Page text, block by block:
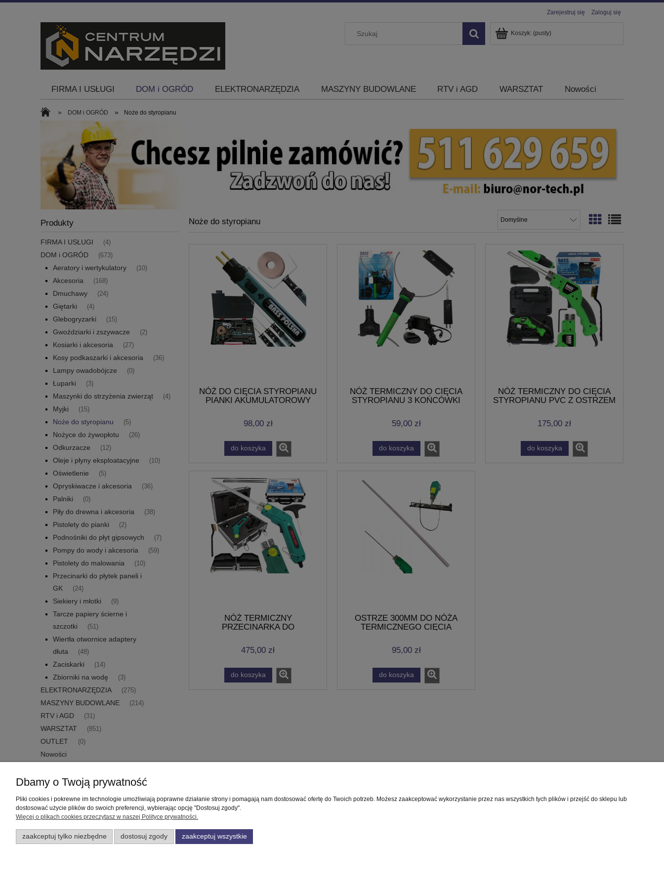
Zarejestruj się Zaloguj się
Koszyk: (pusty)
FIRMA I USŁUGI DOM i OGRÓD ELEKTRONARZĘDZIA MASZYNY BUDOWLANE RTV i AGD WARSZTAT Nowości
» DOM i OGRÓD » Noże do styropianu
Produkty
FIRMA I USŁUGI (4)
DOM i OGRÓD (673)
Aeratory i wertykulatory (10)
Akcesoria (168)
Dmuchawy (24)
Giętarki (4)
Glebogryzarki (15)
Gwoździarki i zszywacze (2)
Kosiarki i akcesoria (27)
Kosy podkaszarki i akcesoria (36)
Lampy owadobójcze (0)
Łuparki (3)
Maszynki do strzyżenia zwierząt (4)
Myjki (15)
Noże do styropianu (5)
Nożyce do żywopłotu (26)
Odkurzacze (12)
Oleje i płyny eksploatacyjne (10)
Oświetlenie (5)
Opryskiwacze i akcesoria (36)
Palniki (0)
Piły do drewna i akcesoria (38)
Pistolety do pianki (2)
Podnośniki do płyt gipsowych (7)
Pompy do wody i akcesoria (59)
Pistolety do malowania (10)
Przecinarki do płytek paneli i
GK
(24)
Siekiery i młotki (9)
Tarcze papiery ścierne i
szczotki
(51)
Wiertła otwornice adaptery
dłuta
(48)
Zaciskarki (14)
Zbiorniki na wodę (3)
ELEKTRONARZĘDZIA (275)
MASZYNY BUDOWLANE (214)
RTV i AGD (31)
WARSZTAT (851)
OUTLET (0)
Nowości
Noże do styropianu
NÓŻ DO CIĘCIA STYROPIANU
PIANKI AKUMULATOROWY
98,00 zł
do koszyka
NÓŻ TERMICZNY DO CIĘCIA
STYROPIANU 3 KOŃCÓWKI
59,00 zł
do koszyka
NÓŻ TERMICZNY DO CIĘCIA
STYROPIANU PVC Z OSTRZEM
175,00 zł
do koszyka
NÓŻ TERMICZNY
PRZECINARKA DO
PP PCV 200W 200MM
475,00 zł
do koszyka
OSTRZE 300MM DO NÓŻA
TERMICZNEGO CIĘCIA
95,00 zł
do koszyka
Pomoc
Regulamin
Moje konto
Ustawienia konta
Dbamy o Twoją prywatność
Pliki cookies i pokrewne im technologie umożliwiają poprawne działanie strony i pomagają nam dostosować ofertę do Twoich potrzeb. Możesz zaakceptować wykorzystanie przez nas wszystkich tych plików i przejść do sklepu lub
dostosować użycie plików do swoich preferencji, wybierając opcję "Dostosuj zgody".
Więcej o plikach cookies przeczytasz w naszej Polityce prywatności.
zaakceptuj tylko niezbędne dostosuj zgody zaakceptuj wszystkie